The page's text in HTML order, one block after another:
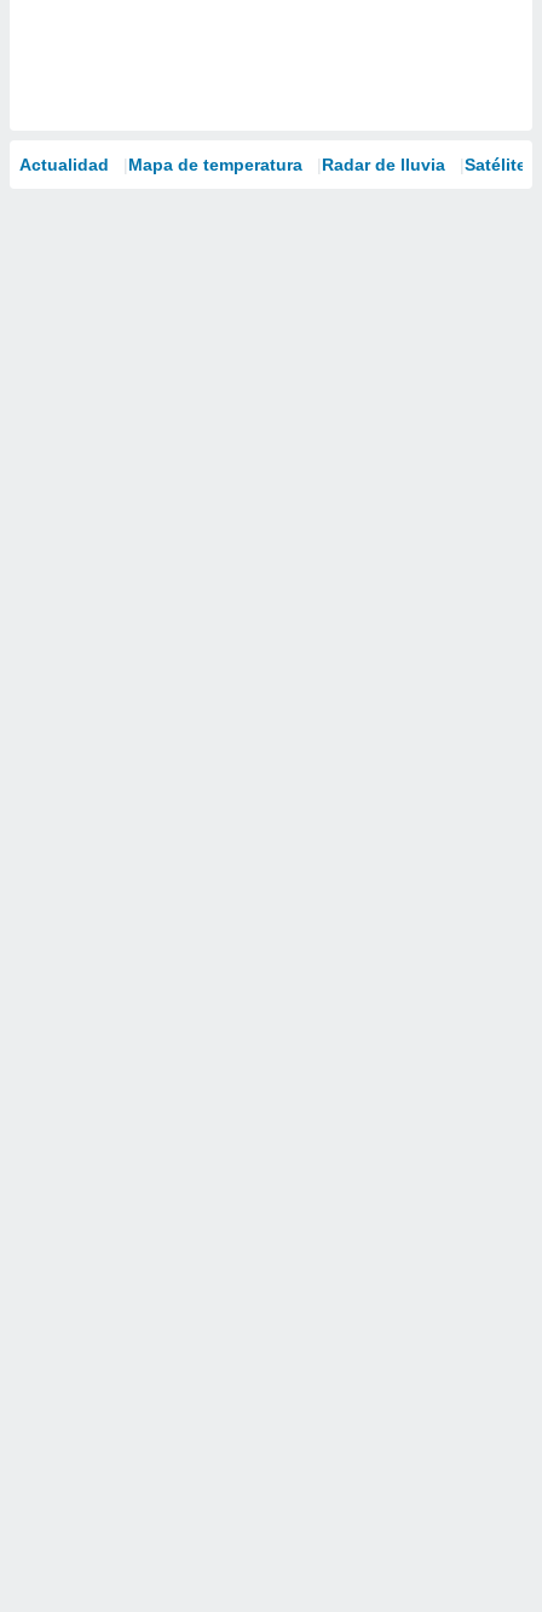
Actualidad Mapa de temperatura Radar de lluvia Satélites